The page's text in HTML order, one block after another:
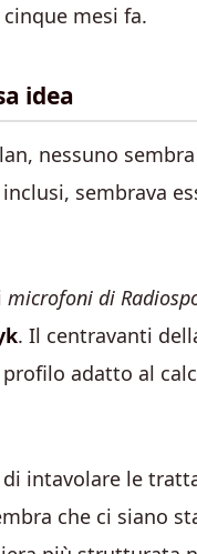
mesi fa.
idea
nessuno
sembrava
microfoni di
. Il centravanti
adatto al
di intavolare le
che ci siano